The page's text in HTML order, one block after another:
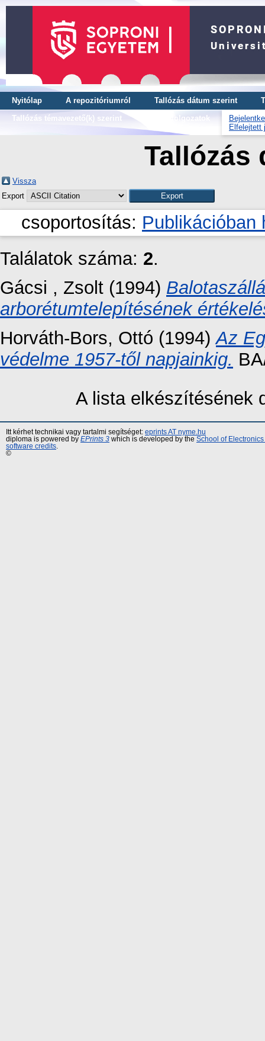
Nyitólap A repozitóriumról Tallózás dátum szerint
Tallózás témavezető(k) szerint
OTDK dolgozatok
Elfelejtett
Tallózás
Vissza
Export
csoportosítás:
Találatok száma: 2.
Gácsi , Zsolt (1994)
arborétumtelepítésének
Horváth-Bors, Ottó (1994)Az
védelme 1957-től napjainkig.
A lista elkészítésének
Itt kérhet technikai vagy tartalmi segítséget: eprints AT nyme.hu
diploma is powered by EPrints 3 which is developed by the School of
software credits
©